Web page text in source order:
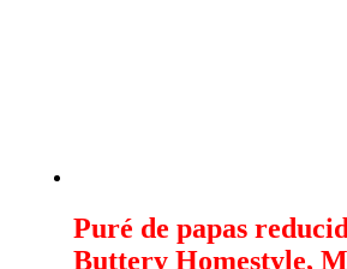
Puré de papas
Buttery Homestyle,